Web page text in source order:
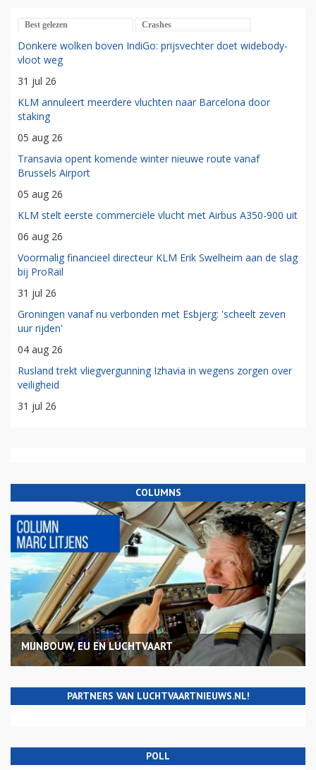
Best gelezen Crashes
Donkere wolken boven IndiGo: prijsvechter doet widebody-
vloot weg
31 jul 26
KLM annuleert meerdere vluchten naar Barcelona door
staking
05 aug 26
Transavia opent komende winter nieuwe route vanaf
Brussels Airport
05 aug 26
KLM stelt eerste commerciële vlucht met Airbus A350-900 uit
06 aug 26
Voormalig financieel directeur KLM Erik Swelheim aan de slag
bij ProRail
31 jul 26
Groningen vanaf nu verbonden met Esbjerg: 'scheelt zeven
uur rijden'
04 aug 26
Rusland trekt vliegvergunning Izhavia in wegens zorgen over
veiligheid
31 jul 26
COLUMNS
MIJNBOUW, EU EN LUCHTVAART
PARTNERS VAN LUCHTVAARTNIEUWS.NL!
POLL